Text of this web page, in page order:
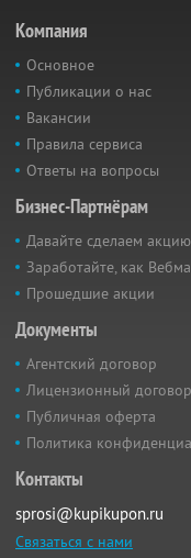
Компания
Основное
Публикации о нас
Вакансии
Правила сервиса
Ответы на вопросы
Бизнес-Партнёрам
Давайте сделаем
Заработайте, как
Прошедшие акции
Документы
Агентский договор
Лицензионный договор
Публичная оферта
Политика
Контакты
sprosi@kupikupon.ru
Связаться с нами